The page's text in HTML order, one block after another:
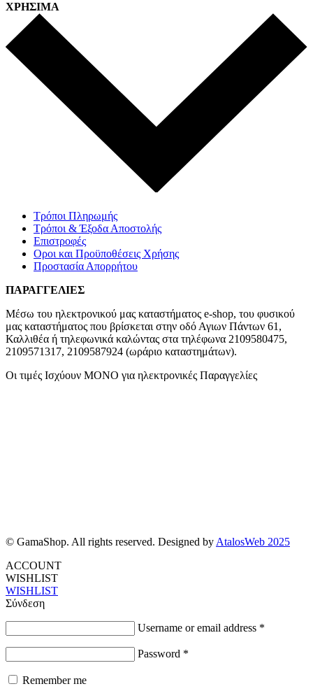
ΧΡΗΣΙΜΑ
Τρόποι Πληρωμής
Τρόποι & Έξοδα Αποστολής
Επιστροφές
Οροι και Προϋποθέσεις Χρήσης
Προστασία Απορρήτου
ΠΑΡΑΓΓΕΛΙΕΣ
Μέσω του ηλεκτρονικού μας καταστήματος e-shop, του φυσικού
μας καταστήματος που βρίσκεται στην οδό Αγιων Πάντων 61,
Καλλιθέα ή τηλεφωνικά καλώντας στα τηλέφωνα 2109580475,
2109571317, 2109587924 (ωράριο καταστημάτων).
Οι τιμές Ισχύουν ΜΟΝΟ για ηλεκτρονικές Παραγγελίες
© GamaShop. All rights reserved. Designed by AtalosWeb 2025
ACCOUNT
WISHLIST
WISHLIST
Σύνδεση
Username or email address *
Password *
Remember me